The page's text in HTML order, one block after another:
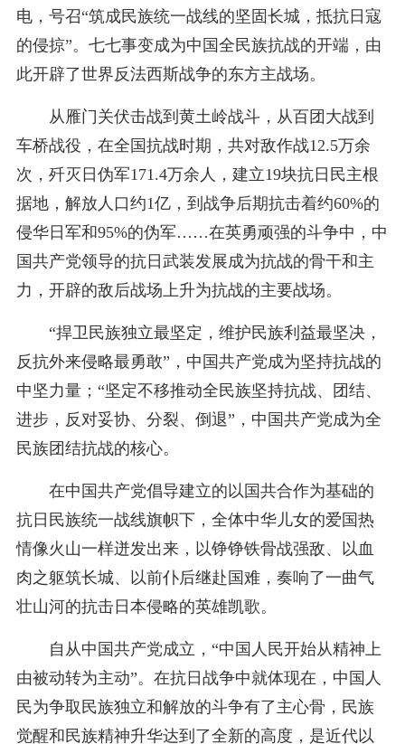
电，号召“筑成民族统一战线的坚固长城，抵抗日寇
的侵掠”。七七事变成为中国全民族抗战的开端，由
此开辟了世界反法西斯战争的东方主战场。
从雁门关伏击战到黄土岭战斗，从百团大战到
车桥战役，在全国抗战时期，共对敌作战12.5万余
次，歼灭日伪军171.4万余人，建立19块抗日民主根
据地，解放人口约1亿，到战争后期抗击着约60%的
侵华日军和95%的伪军……在英勇顽强的斗争中，中
国共产党领导的抗日武装发展成为抗战的骨干和主
力，开辟的敌后战场上升为抗战的主要战场。
“捍卫民族独立最坚定，维护民族利益最坚决，
反抗外来侵略最勇敢”，中国共产党成为坚持抗战的
中坚力量；“坚定不移推动全民族坚持抗战、团结、
进步，反对妥协、分裂、倒退”，中国共产党成为全
民族团结抗战的核心。
在中国共产党倡导建立的以国共合作为基础的
抗日民族统一战线旗帜下，全体中华儿女的爱国热
情像火山一样迸发出来，以铮铮铁骨战强敌、以血
肉之躯筑长城、以前仆后继赴国难，奏响了一曲气
壮山河的抗击日本侵略的英雄凯歌。
自从中国共产党成立，“中国人民开始从精神上
由被动转为主动”。在抗日战争中就体现在，中国人
民为争取民族独立和解放的斗争有了主心骨，民族
觉醒和民族精神升华达到了全新的高度，是近代以